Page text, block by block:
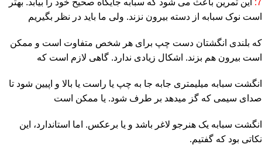
7:
این تمرین باعث می شود که سبابه جایگاه صحیح خود را بیابد. بهتر
است نوک سبابه از دسته بیرون نزند. ولی ما باید در نظر بگیریم
که بلندی انگشتان دست چپ برای هر شخص متفاوت است و ممکن
است بیرون هم بزند. اشکال زیادی ندارد. گاهی لازم است که
انگشت سبابه میلیمتری جابه جا به چپ یا راست یا بالا و اپیین شود تا
صدای سیمی که گز میدهد بر طرف شود. یا ممکن است
انگشت سبابه یک هنرجو لاغر باشد و یا برعکس. اما استاندارد، این
نکاتی بود که گفتیم.